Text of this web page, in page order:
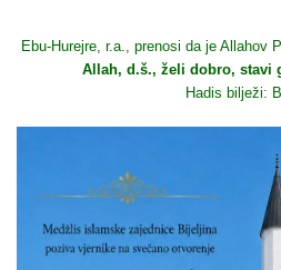
Ebu-Hurejre, r.a., prenosi da je Allahov
Allah, d.š., želi dobro, stavi
Hadis bilježi: